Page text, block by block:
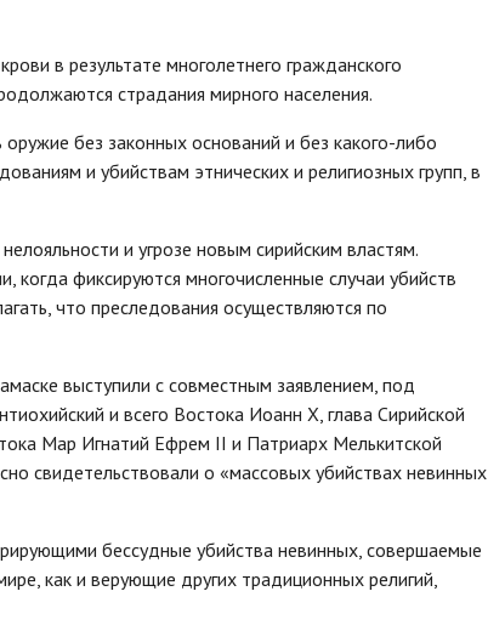
в результате многолетнего гражданского
страдания мирного населения.
без законных оснований и без какого-либо
и убийствам этнических и религиозных групп, в
и угрозе новым сирийским властям.
фиксируются многочисленные случаи убийств
что преследования осуществляются по
выступили с совместным заявлением, под
и всего Востока Иоанн X, глава Сирийской
Мар Игнатий Ефрем II и Патриарх Мелькитской
свидетельствовали о «массовых убийствах невинных
бессудные убийства невинных, совершаемые
как и верующие других традиционных религий,